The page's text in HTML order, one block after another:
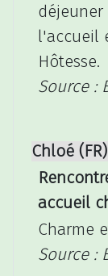
l'accueil
Hôtesse.
Source :
Chloé
accueil
Charme
Source :